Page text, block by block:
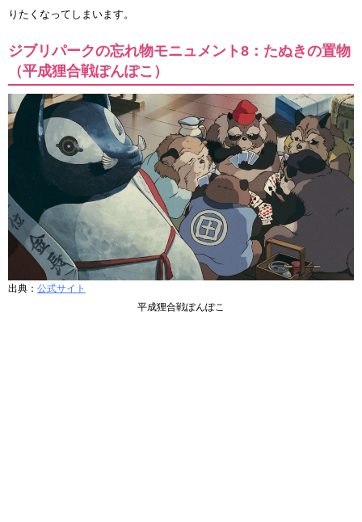
りたくなってしまいます。
ジブリパークの忘れ物モニュメント8：たぬきの置物
（平成狸合戦ぽんぽこ）
出典： 公式サイト
平成狸合戦ぽんぽこ